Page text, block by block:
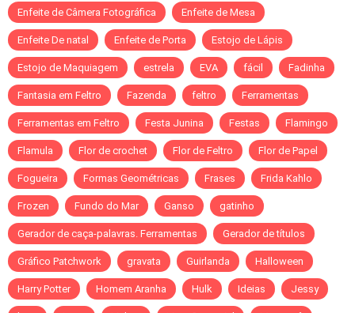
Enfeite de Câmera Fotográfica Enfeite de Mesa
Enfeite De natal Enfeite de Porta Estojo de Lápis
Estojo de Maquiagem estrela EVA fácil Fadinha
Fantasia em Feltro Fazenda feltro Ferramentas
Ferramentas em Feltro Festa Junina Festas Flamingo
Flamula Flor de crochet Flor de Feltro Flor de Papel
Fogueira Formas Geométricas Frases Frida Kahlo
Frozen Fundo do Mar Ganso gatinho
Gerador de caça-palavras. Ferramentas Gerador de títulos
Gráfico Patchwork gravata Guirlanda Halloween
Harry Potter Homem Aranha Hulk Ideias Jessy